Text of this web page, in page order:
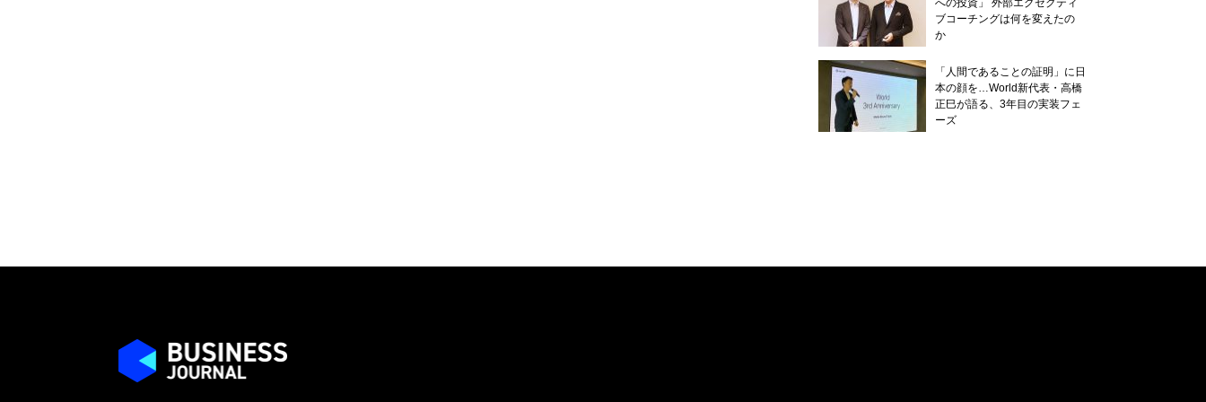
への投資」 外部エグゼクティ
ブコーチングは何を変えたの
か
「人間であることの証明」に日
本の顔を…World新代表・高橋
正巳が語る、3年目の実装フェ
ーズ